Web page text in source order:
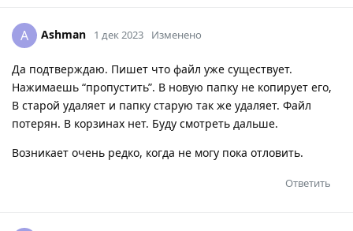
A Ashman 1 дек 2023 Изменено
Да подтверждаю. Пишет что файл уже существует.
Нажимаешь “пропустить”. В новую папку не копирует его,
В старой удаляет и папку старую так же удаляет. Файл
потерян. В корзинах нет. Буду смотреть дальше.
Возникает очень редко, когда не могу пока отловить.
Ответить